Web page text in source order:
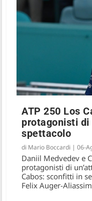
ATP 250 Los
Norrie in finale
del 2022
ATP 250 Los
protagonisti
spettacolo
di Mario Boccardi |06-
Daniil Medvedev e
protagonisti di
Cabos: sconfitti in
Felix Auger-